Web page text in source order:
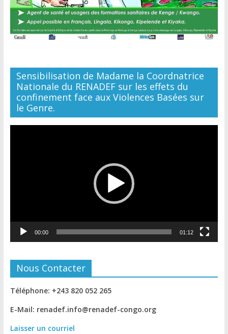
Sensibilisation de Madame la Coordnatrice
Nationale du RENADEF sur les effets du
confinement face aux Violences Basées sur
le Genre.
00:00 01:12
Nous Contacter
Téléphone: +243 820 052 265
E-Mail: renadef.info@renadef-congo.org
Laisser un courriel